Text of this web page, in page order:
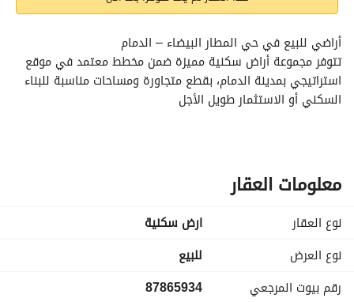
أراضي للبيع في حي المطار البيضاء – الدمام
السكني أو الاستثمار طويل الأجل
الصك صك إلكتروني – جاهز للإفراغ
المخطط معتمد رقم 916 – معدل
مميزات الموقع
حي منظم وبنية تحتية جاهزة
موقع قريب من المطار
سهولة الوصول للطرق الرئيسية
قطع متجاورة في موقع واحد
معلومات العقار
نوع العقار
ارض سكنية
نوع العرض
للبيع
رقم بيوت المرجعي
87865934